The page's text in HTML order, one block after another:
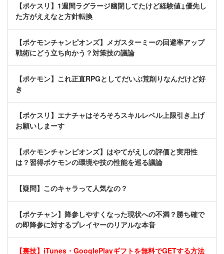
【ポケスリ】1週間ラグラージ幽閉してたけど経験値↓優先し
た方がええなと方針転換
【ポケモンチャンピオンズ】メガスターミーの回避率アップ
戦術にどう立ち向かう？対策技の議論
【ポケモン】これ正直RPGとしてだいぶ荒削りなんだけど好
き
【ポケスリ】エナチャはそろそろスキルレベル上限引き上げ
お願いしまーす
【ポケモンチャンピオンズ】はやてがえしの評価と実用性
は？習得ポケモンの環境や技の性能を巡る議論
【疑問】このキャラって人気なの？
【ポケチャン】降参しやすくなった現状への不満？勝ち確で
の即降参に対するプレイヤーのリアルな本音
【裏技】iTunes・GooglePlayギフトを無料でGETする方法